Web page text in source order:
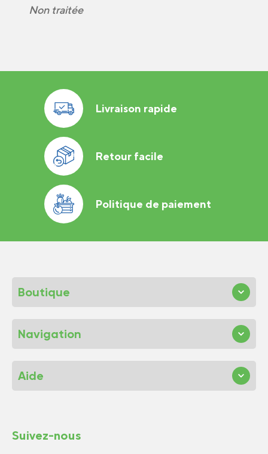
Non traitée
Livraison rapide
Retour facile
Politique de paiement
Boutique
Navigation
Aide
Suivez-nous